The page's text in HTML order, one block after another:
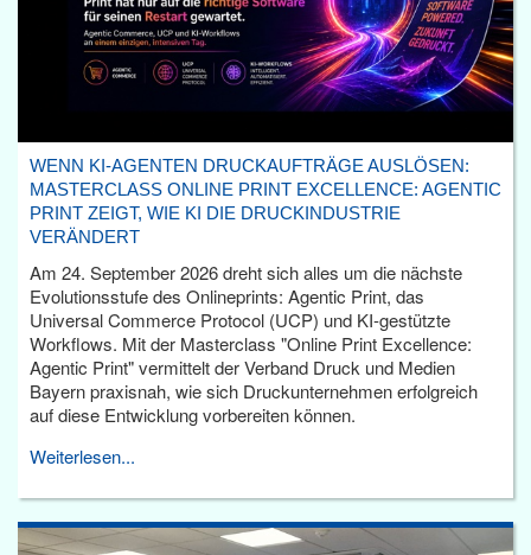
WENN KI-AGENTEN DRUCKAUFTRÄGE AUSLÖSEN:
MASTERCLASS ONLINE PRINT EXCELLENCE: AGENTIC
PRINT ZEIGT, WIE KI DIE DRUCKINDUSTRIE
VERÄNDERT
Am 24. September 2026 dreht sich alles um die nächste
Evolutionsstufe des Onlineprints: Agentic Print, das
Universal Commerce Protocol (UCP) und KI-gestützte
Workflows. Mit der Masterclass "Online Print Excellence:
Agentic Print" vermittelt der Verband Druck und Medien
Bayern praxisnah, wie sich Druckunternehmen erfolgreich
auf diese Entwicklung vorbereiten können.
Weiterlesen...